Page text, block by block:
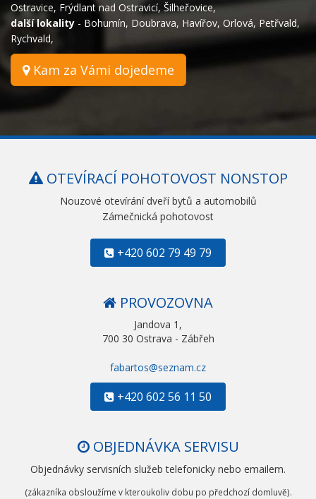
Ostravice, Frýdlant nad Ostravicí, Šilheřovice,
další lokality - Bohumín, Doubrava, Havířov, Orlová, Petřvald,
Rychvald,
Kam za Vámi dojedeme
OTEVÍRACÍ POHOTOVOST NONSTOP
Nouzové otevírání dveří bytů a automobilů
Zámečnická pohotovost
+420 602 79 49 79
PROVOZOVNA
Jandova 1,
700 30 Ostrava - Zábřeh
fabartos@seznam.cz
+420 602 56 11 50
OBJEDNÁVKA SERVISU
Objednávky servisních služeb telefonicky nebo emailem.
(zákazníka obsloužíme v kteroukoliv dobu po předchozí domluvě).